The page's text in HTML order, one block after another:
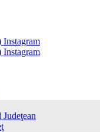
Instagram
Instagram